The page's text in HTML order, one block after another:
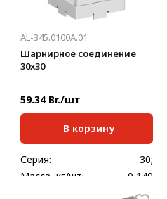
AL-345.0100A.01
Шарнирное соединение
30х30
59.34 Br./шт
В корзину
Серия:
30;
Масса, кг/шт:
0,140